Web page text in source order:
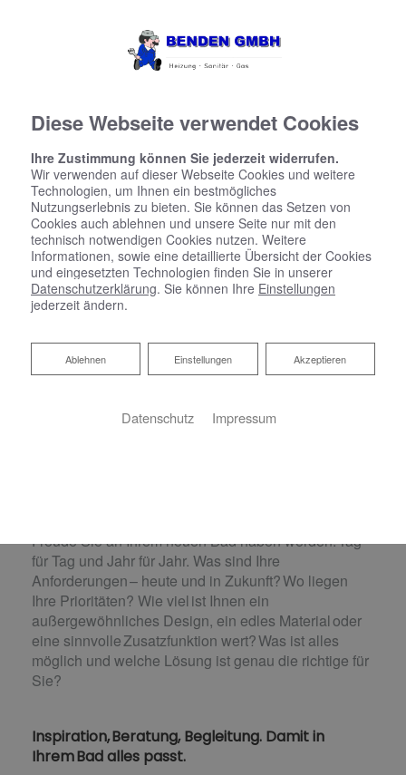
Badsanierung:
Wir machen Ihren Traum vom neuen Bad
Freude Sie an Ihrem neuen Bad haben werden. Tag
für Tag und Jahr für Jahr. Was sind Ihre
Anforderungen – heute und in Zukunft? Wo liegen
Ihre Prioritäten? Wie viel ist Ihnen ein
außergewöhnliches Design, ein edles Material oder
eine sinnvolle Zusatzfunktion wert? Was ist alles
möglich und welche Lösung ist genau die richtige für
Sie?
Inspiration, Beratung, Begleitung. Damit in
Ihrem Bad alles passt.
Diese Webseite verwendet Cookies
Ihre Zustimmung können Sie jederzeit widerrufen.
Wir verwenden auf dieser Webseite Cookies und weitere
Technologien, um Ihnen ein bestmögliches
Nutzungserlebnis zu bieten. Sie können das Setzen von
Cookies auch ablehnen und unsere Seite nur mit den
technisch notwendigen Cookies nutzen. Weitere
Informationen, sowie eine detaillierte Übersicht der Cookies
und eingesetzten Technologien finden Sie in unserer
Datenschutzerklärung. Sie können Ihre Einstellungen
jederzeit ändern.
Akzeptieren
Einstellungen
Ablehnen
Ablehnen
Datenschutz Impressum